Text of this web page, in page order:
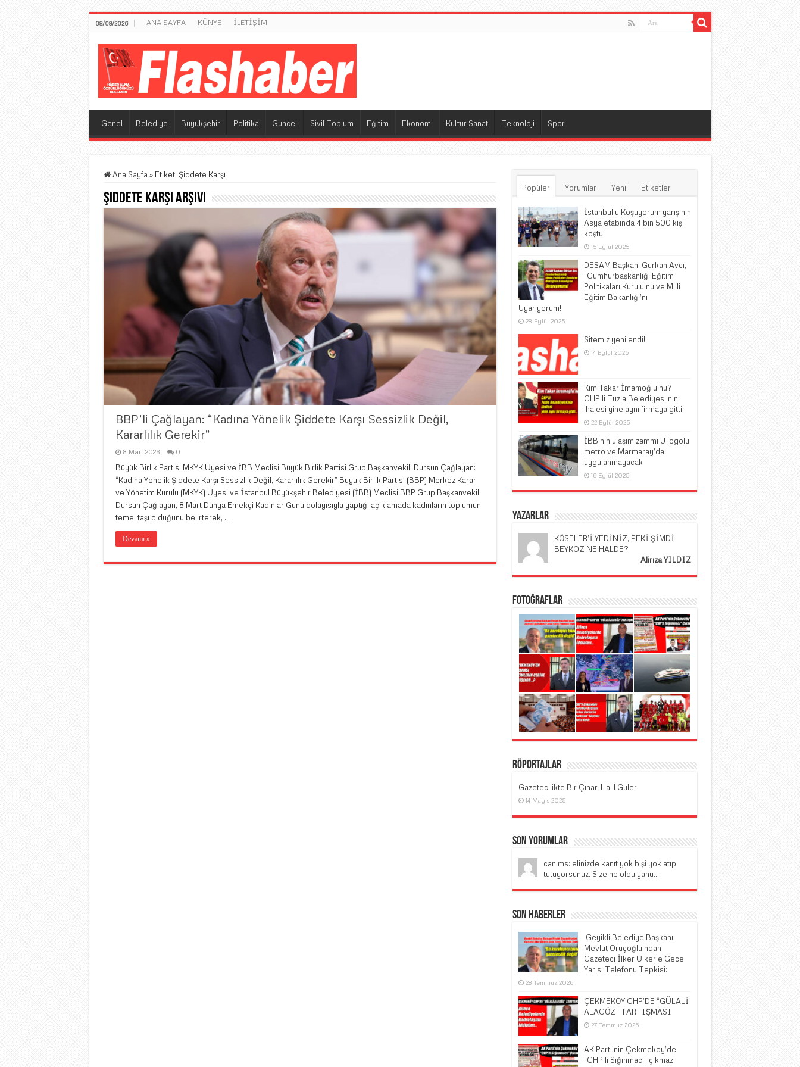
08/08/2026 ANA SAYFA KÜNYE İLETİŞİM
Genel Belediye Büyükşehir Politika Güncel Sivil Toplum Eğitim Ekonomi Kültür Sanat Teknoloji Spor
Ana Sayfa » Etiket: Şiddete Karşı
Şiddete KarşıArşivi
BBP’li Çağlayan: “Kadına Yönelik Şiddete Karşı Sessizlik Değil,
Kararlılık Gerekir”
8 Mart 2026 0
Büyük Birlik Partisi MKYK Üyesi ve İBB Meclisi Büyük Birlik Partisi Grup Başkanvekili Dursun Çağlayan:
“Kadına Yönelik Şiddete Karşı Sessizlik Değil, Kararlılık Gerekir” Büyük Birlik Partisi (BBP) Merkez Karar
ve Yönetim Kurulu (MKYK) Üyesi ve İstanbul Büyükşehir Belediyesi (İBB) Meclisi BBP Grup Başkanvekili
Dursun Çağlayan, 8 Mart Dünya Emekçi Kadınlar Günü dolayısıyla yaptığı açıklamada kadınların toplumun
temel taşı olduğunu belirterek, …
Devamı »
Popüler Yorumlar Yeni Etiketler
İstanbul’u Koşuyorum yarışının
Asya etabında 4 bin 500 kişi
koştu
15 Eylül 2025
DESAM Başkanı Gürkan Avcı,
“Cumhurbaşkanlığı Eğitim
Politikaları Kurulu’nu ve Millî
Eğitim Bakanlığı’nı
Uyarıyorum!
28 Eylül 2025
Sitemiz yenilendi!
14 Eylül 2025
Kim Takar İmamoğlu’nu?
CHP’li Tuzla Belediyesi’nin
ihalesi yine aynı firmaya gitti
22 Eylül 2025
İBB’nin ulaşım zammı U logolu
metro ve Marmaray’da
uygulanmayacak
16 Eylül 2025
Yazarlar
KÖSELER’İ YEDİNİZ, PEKİ ŞİMDİ
BEYKOZ NE HALDE?
Alirıza YILDIZ
Fotoğraflar
Röportajlar
Gazetecilikte Bir Çınar: Halil Güler
14 Mayıs 2025
Son Yorumlar
canıms: elinizde kanıt yok bişi yok atıp
tutuyorsunuz. Size ne oldu yahu...
Son Haberler
​ Geyikli Belediye Başkanı
Mevlüt Oruçoğlu’ndan
Gazeteci İlker Ülker’e Gece
Yarısı Telefonu Tepkisi:
28 Temmuz 2026
ÇEKMEKÖY CHP’DE “GÜLALİ
ALAGÖZ” TARTIŞMASI
27 Temmuz 2026
AK Parti’nin Çekmeköy’de
“CHP’li Sığınmacı” çıkmazı!